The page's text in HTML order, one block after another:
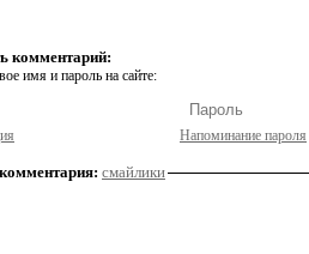
комментарий:
имя и пароль на сайте:
Напоминание пароля
смайлики